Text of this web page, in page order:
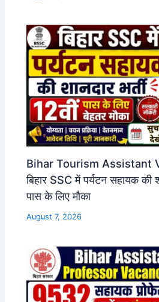
Bihar Tourism Assistant
बिहार SSC में पर्यटन सहायक की
पास के लिए मौका
August 7, 2026